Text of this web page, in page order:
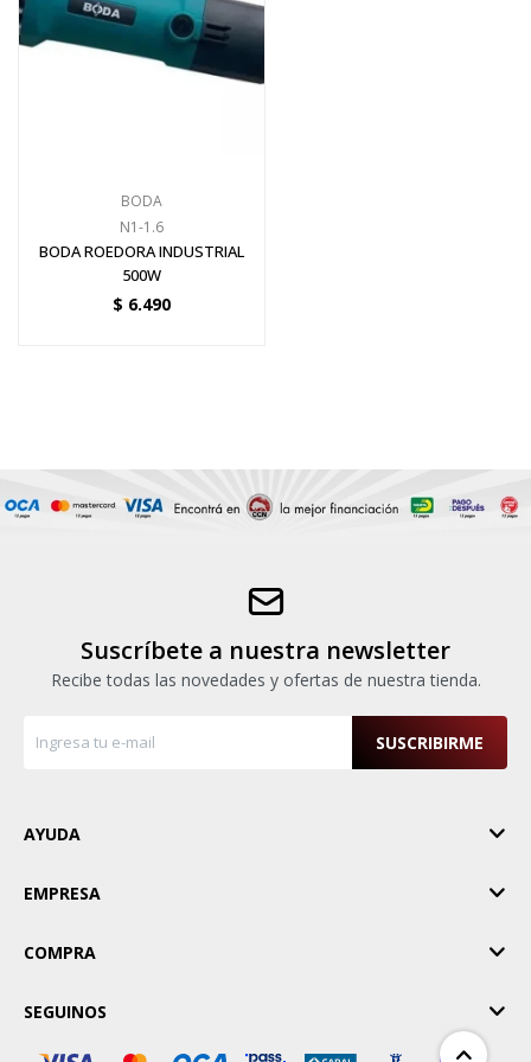
BODA
N1-1.6
BODA ROEDORA INDUSTRIAL
500W
$ 6.490
Suscríbete a nuestra newsletter
Recibe todas las novedades y ofertas de nuestra tienda.
SUSCRIBIRME
AYUDA
EMPRESA
COMPRA
SEGUINOS
Herramientas Eléctrica y Batería
Hogar
Piscinas e Inflables
Sanitaria
Soldadoras y Accesorios